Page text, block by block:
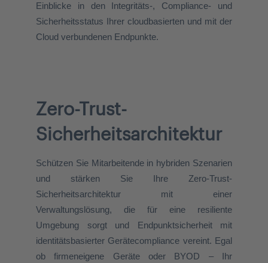
Einblicke in den Integritäts-, Compliance- und
Sicherheitsstatus Ihrer cloudbasierten und mit der
Cloud verbundenen Endpunkte.
Zero-Trust-
Sicherheitsarchitektur
Schützen Sie Mitarbeitende in hybriden Szenarien
und stärken Sie Ihre Zero-Trust-
Sicherheitsarchitektur mit einer
Verwaltungslösung, die für eine resiliente
Umgebung sorgt und Endpunktsicherheit mit
identitätsbasierter Gerätecompliance vereint. Egal
ob firmeneigene Geräte oder BYOD – Ihr